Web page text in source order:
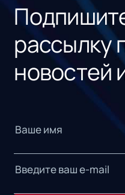
рассылку
новостей